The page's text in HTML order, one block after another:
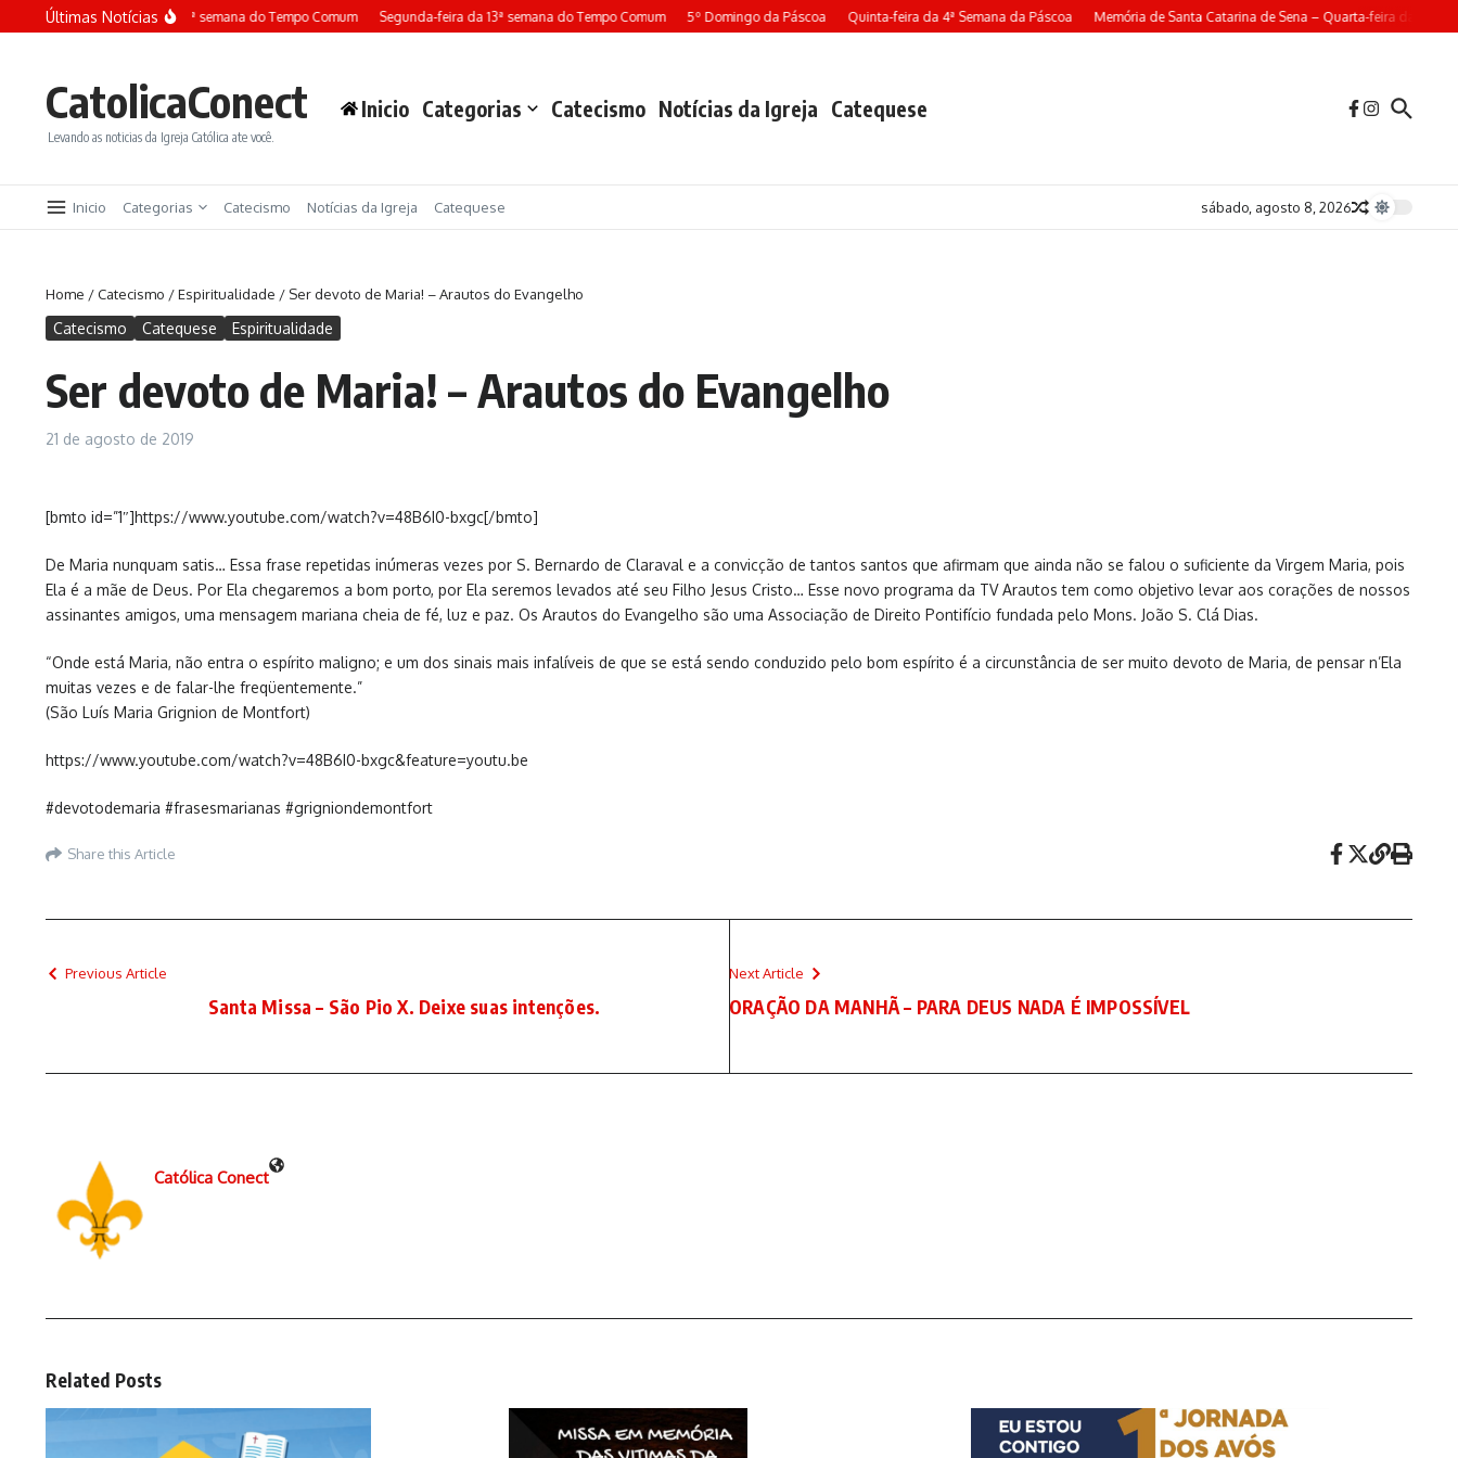
Ir para o conteúdo
Últimas Notícias
Terça-feira da 13ª semana do Tempo Comum Segunda-feira da 13ª semana do Tempo Comum 5º Domingo da Páscoa Quinta-feira da 4ª Semana da Páscoa Memória de Santa Catarina de Sena – Quarta-feira da 4ª
CatolicaConect
Levando as noticias da Igreja Católica ate você.
Inicio Categorias Catecismo Notícias da Igreja Catequese
Inicio Categorias Catecismo Notícias da Igreja Catequese sábado, agosto 8, 2026
Home /Catecismo /Espiritualidade / Ser devoto de Maria! – Arautos do Evangelho
Catecismo Catequese Espiritualidade
Ser devoto de Maria! – Arautos do Evangelho
21 de agosto de 2019
[bmto id=”1″]https://www.youtube.com/watch?v=48B6I0-bxgc[/bmto]
De Maria nunquam satis… Essa frase repetidas inúmeras vezes por S. Bernardo de Claraval e a convicção de tantos santos que afirmam que ainda não se falou o suficiente da Virgem Maria, pois
Ela é a mãe de Deus. Por Ela chegaremos a bom porto, por Ela seremos levados até seu Filho Jesus Cristo… Esse novo programa da TV Arautos tem como objetivo levar aos corações de nossos
assinantes amigos, uma mensagem mariana cheia de fé, luz e paz. Os Arautos do Evangelho são uma Associação de Direito Pontifício fundada pelo Mons. João S. Clá Dias.
“Onde está Maria, não entra o espírito maligno; e um dos sinais mais infalíveis de que se está sendo conduzido pelo bom espírito é a circunstância de ser muito devoto de Maria, de pensar n’Ela
muitas vezes e de falar-lhe freqüentemente.”
(São Luís Maria Grignion de Montfort)
https://www.youtube.com/watch?v=48B6I0-bxgc&feature=youtu.be
#devotodemaria #frasesmarianas #grigniondemontfort
Share this Article
Previous Article
Santa Missa – São Pio X. Deixe suas intenções.
Next Article
ORAÇÃO DA MANHÃ – PARA DEUS NADA É IMPOSSÍVEL
Católica Conect
Related Posts